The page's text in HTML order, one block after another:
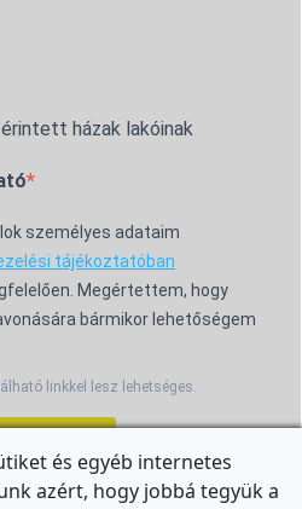
házak lakóinak
személyes adataim
tájékoztatóban
Megértettem, hogy
bármikor lehetőségem
linkkel lesz lehetséges.
és egyéb internetes
azért, hogy jobbá tegyük a